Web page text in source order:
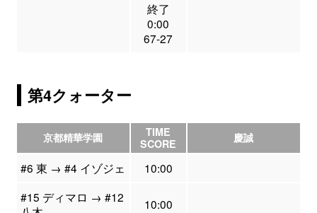
終了
0:00
67-27
第4クォーター
京都精華学園
TIME
SCORE
慶誠
#6 東 → #4 イゾジェ
10:00
#15 ディマロ → #12
10:00